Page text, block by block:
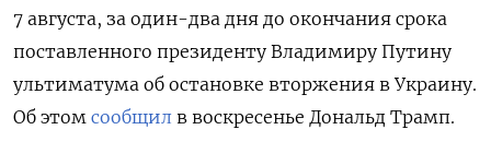
7 августа, за один-два дня до окончания срока
поставленного президенту Владимиру Путину
ультиматума об остановке вторжения в Украину.
Об этом сообщил в воскресенье Дональд Трамп.